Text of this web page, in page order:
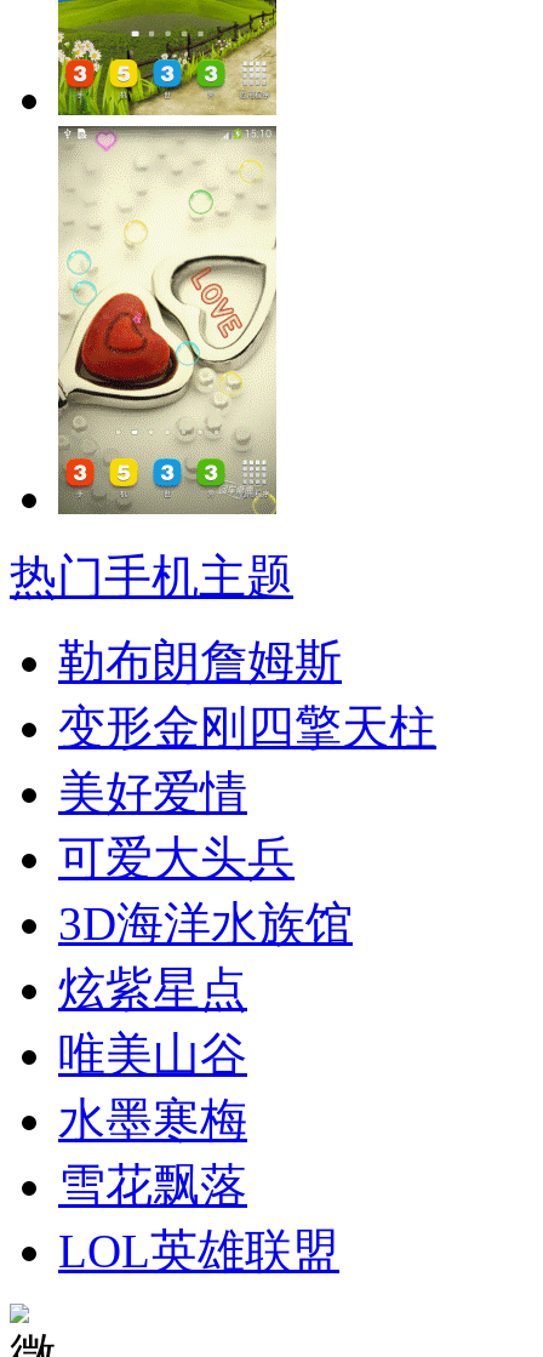
热门手机主题
勒布朗詹姆斯
变形金刚四擎天柱
美好爱情
可爱大头兵
3D海洋水族馆
炫紫星点
唯美山谷
水墨寒梅
雪花飘落
LOL英雄联盟